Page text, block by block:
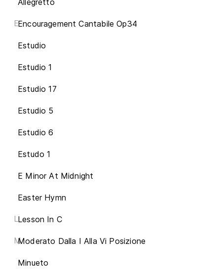
Allegretto
EEncouragement Cantabile Op34
Estudio
Estudio 1
Estudio 17
Estudio 5
Estudio 6
Estudo 1
E Minor At Midnight
Easter Hymn
LLesson In C
MModerato Dalla I Alla Vi Posizione
Minueto